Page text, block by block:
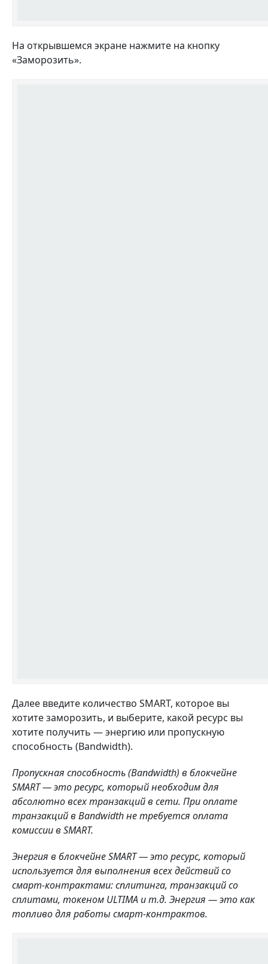
На открывшемся экране нажмите на кнопку
«Заморозить».
Далее введите количество SMART, которое вы
хотите заморозить, и выберите, какой ресурс вы
хотите получить — энергию или пропускную
способность (Bandwidth).
Пропускная способность(Bandwidth) в блокчейне
SMART — это ресурс, который необходим для
абсолютно всех транзакций в сети. При оплате
транзакций в Bandwidth не требуется оплата
комиссии в SMART.
Энергия в блокчейне SMART — это ресурс, который
используется для выполнения всех действий со
смарт-контрактами: сплитинга, транзакций со
сплитами, токеном ULTIMA и т.д. Энергия — это как
топливо для работы смарт-контрактов.